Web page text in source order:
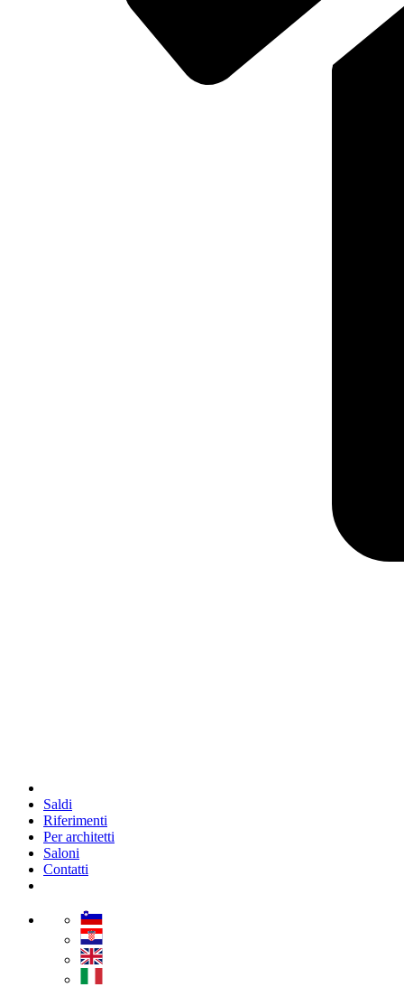
Saldi
Riferimenti
Per architetti
Saloni
Contatti